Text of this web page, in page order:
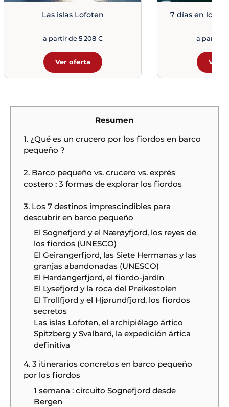
Las islas Lofoten
a partir de 5 208 €
Ver oferta
7 días en los
a partir
Ver
Resumen
1. ¿Qué es un crucero por los fiordos en barco
pequeño ?
2. Barco pequeño vs. crucero vs. exprés
costero : 3 formas de explorar los fiordos
3. Los 7 destinos imprescindibles para
descubrir en barco pequeño
El Sognefjord y el Nærøyfjord, los reyes de
los fiordos (UNESCO)
El Geirangerfjord, las Siete Hermanas y las
granjas abandonadas (UNESCO)
El Hardangerfjord, el fiordo-jardín
El Lysefjord y la roca del Preikestolen
El Trollfjord y el Hjørundfjord, los fiordos
secretos
Las islas Lofoten, el archipiélago ártico
Spitzberg y Svalbard, la expedición ártica
definitiva
4. 3 itinerarios concretos en barco pequeño
por los fiordos
1 semana : circuito Sognefjord desde
Bergen